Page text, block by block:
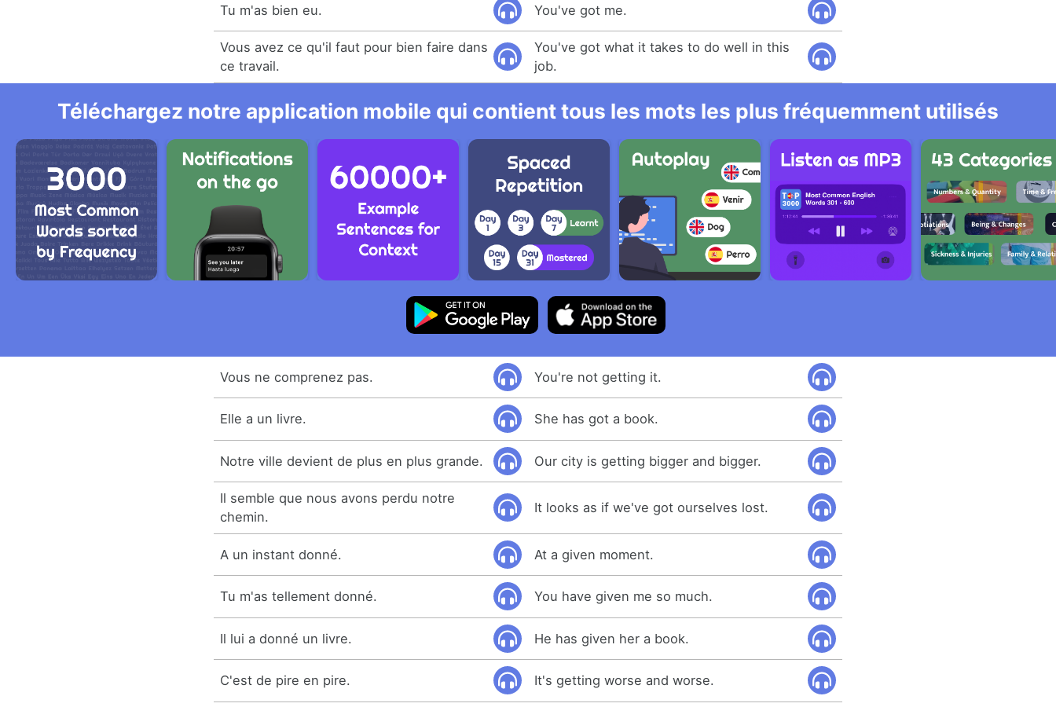
Tu m'as bien eu. You've got me.
Vous avez ce qu'il faut pour bien faire dans
ce travail.
You've got what it takes to do well in this
job.
Téléchargez notre application mobile qui contient tous les mots les plus fréquemment utilisés
Vous ne comprenez pas. You're not getting it.
Elle a un livre. She has got a book.
Notre ville devient de plus en plus grande. Our city is getting bigger and bigger.
Il semble que nous avons perdu notre
chemin.
It looks as if we've got ourselves lost.
A un instant donné. At a given moment.
Tu m'as tellement donné. You have given me so much.
Il lui a donné un livre. He has given her a book.
C'est de pire en pire. It's getting worse and worse.